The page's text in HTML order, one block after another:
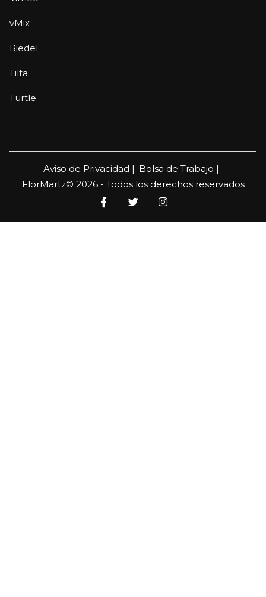
vMix
Riedel
Tilta
Turtle
Aviso de Privacidad | Bolsa de Trabajo |
FlorMartz© 2026 - Todos los derechos reservados